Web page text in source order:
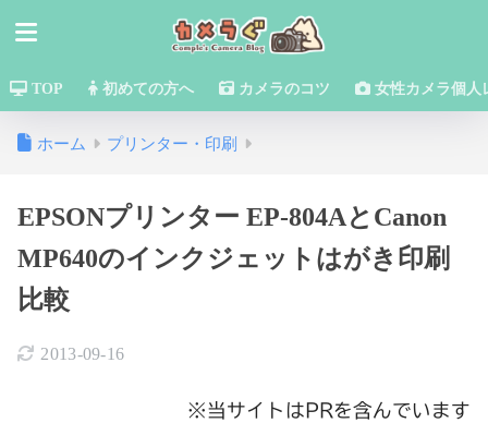
TOP 初めての方へ カメラのコツ 女性カメラ個人
ホーム プリンター・印刷
EPSONプリンター EP-804AとCanon
MP640のインクジェットはがき印刷
比較
2013-09-16
※当サイトはPRを含んでいます